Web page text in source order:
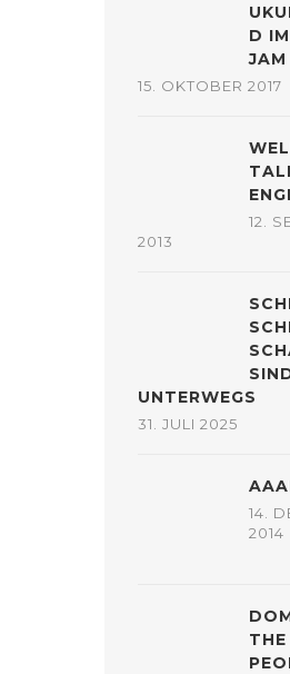
D
JAM
15. OKTOBER 2017
12.
2013
UNTERWEGS
31. JULI 2025
14.
2014